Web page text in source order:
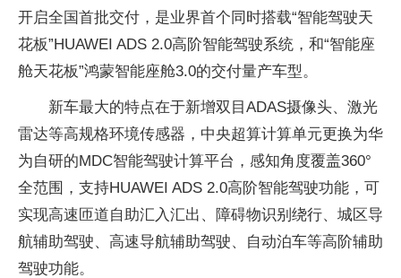
开启全国首批交付，是业界首个同时搭载“智能驾驶天
花板”HUAWEI ADS 2.0高阶智能驾驶系统，和“智能座
舱天花板”鸿蒙智能座舱3.0的交付量产车型。
新车最大的特点在于新增双目ADAS摄像头、激光
雷达等高规格环境传感器，中央超算计算单元更换为华
为自研的MDC智能驾驶计算平台，感知角度覆盖360°
全范围，支持HUAWEI ADS 2.0高阶智能驾驶功能，可
实现高速匝道自助汇入汇出、障碍物识别绕行、城区导
航辅助驾驶、高速导航辅助驾驶、自动泊车等高阶辅助
驾驶功能。